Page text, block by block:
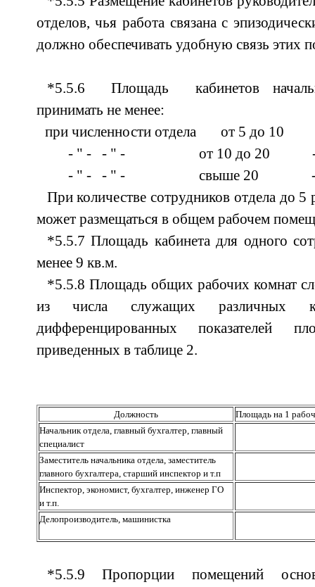
отделов, чья работа связана с
должно обеспечивать удобную связь этих
*5.5.6 Площадь кабинетов
принимать не менее:
при численности отдела от 5 до
- " - - " - от 10 до 20 -
- " - - " - свыше 20 - 18
При количестве сотрудников отдела до 5
может размещаться в общем рабочем
*5.5.7 Площадь кабинета для одного
менее 9 кв.м.
*5.5.8 Площадь общих рабочих комнат
из числа служащих различных
дифференцированных показателей
приведенных в таблице 2.
Должность
Площадь на 1
Начальник отдела, главный бухгалтер, главный
специалист
Заместитель начальника отдела, заместитель
главного бухгалтера, старший инспектор и т.п
Инспектор, экономист, бухгалтер, инженер ГО
и т.п.
Делопроизводитель, машинистка
*5.5.9 Пропорции помещений